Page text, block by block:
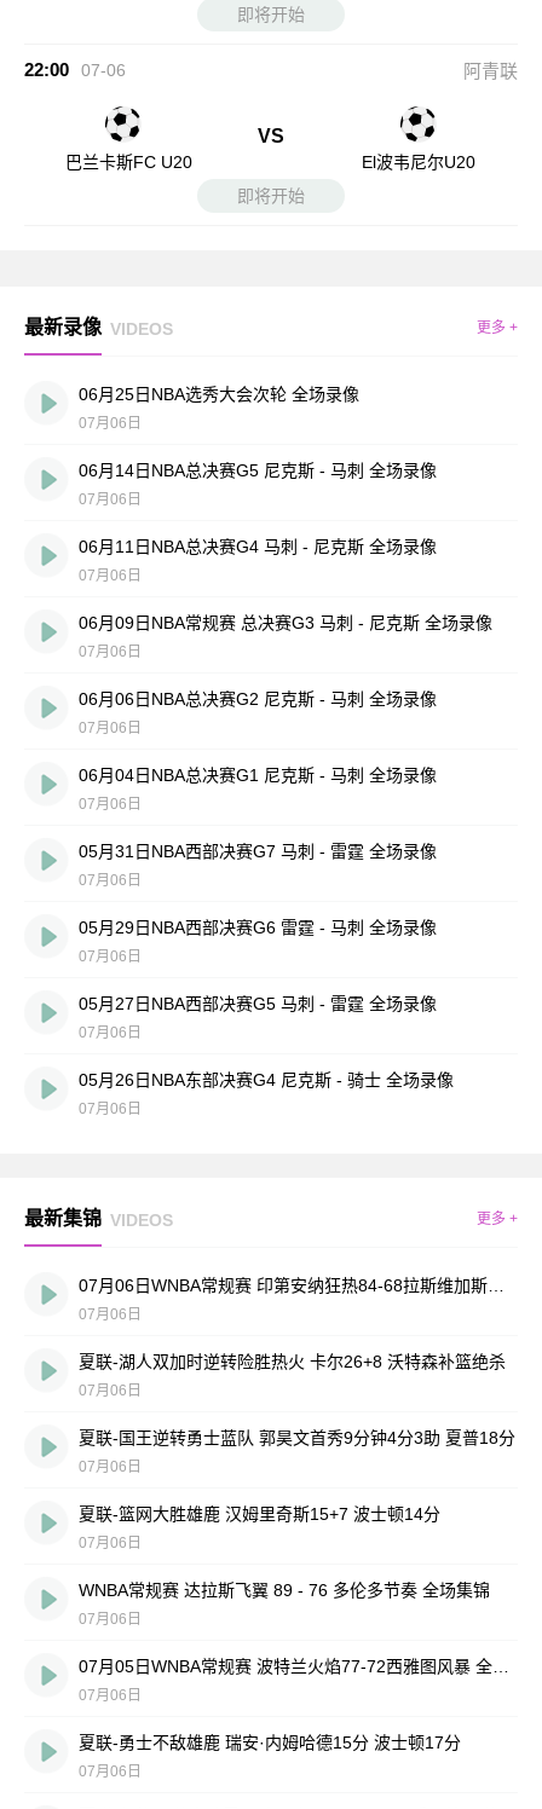
即将开始
22:00 07-06 阿青联
巴兰卡斯FC U20
VS
El波韦尼尔U20
即将开始
最新录像 VIDEOS 更多 +
06月25日NBA选秀大会次轮 全场录像
07月06日
06月14日NBA总决赛G5 尼克斯 - 马刺 全场录像
07月06日
06月11日NBA总决赛G4 马刺 - 尼克斯 全场录像
07月06日
06月09日NBA常规赛 总决赛G3 马刺 - 尼克斯 全场录像
07月06日
06月06日NBA总决赛G2 尼克斯 - 马刺 全场录像
07月06日
06月04日NBA总决赛G1 尼克斯 - 马刺 全场录像
07月06日
05月31日NBA西部决赛G7 马刺 - 雷霆 全场录像
07月06日
05月29日NBA西部决赛G6 雷霆 - 马刺 全场录像
07月06日
05月27日NBA西部决赛G5 马刺 - 雷霆 全场录像
07月06日
05月26日NBA东部决赛G4 尼克斯 - 骑士 全场录像
07月06日
最新集锦 VIDEOS 更多 +
07月06日
夏联-湖人双加时逆转险胜热火 卡尔26+8 沃特森补篮绝杀
07月06日
夏联-国王逆转勇士蓝队 郭昊文首秀9分钟4分3助 夏普18分
07月06日
夏联-篮网大胜雄鹿 汉姆里奇斯15+7 波士顿14分
07月06日
WNBA常规赛 达拉斯飞翼 89 - 76 多伦多节奏 全场集锦
07月06日
07月06日
夏联-勇士不敌雄鹿 瑞安·内姆哈德15分 波士顿17分
07月06日